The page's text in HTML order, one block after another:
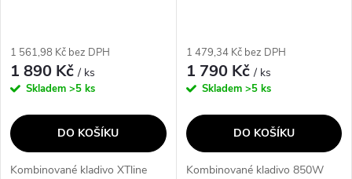
1 561,98 Kč bez DPH
1 890 Kč/ ks
Skladem >5 ks
DO KOŠÍKU
Kombinované kladivo XTline
1 479,34 Kč bez DPH
1 790 Kč/ ks
Skladem >5 ks
DO KOŠÍKU
Kombinované kladivo 850W